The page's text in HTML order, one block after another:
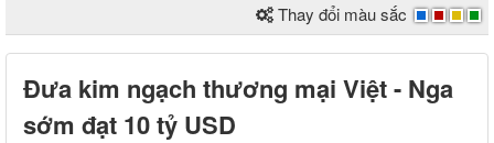
Thay đổi màu sắc
Đưa kim ngạch thương mại Việt - Nga
sớm đạt 10 tỷ USD